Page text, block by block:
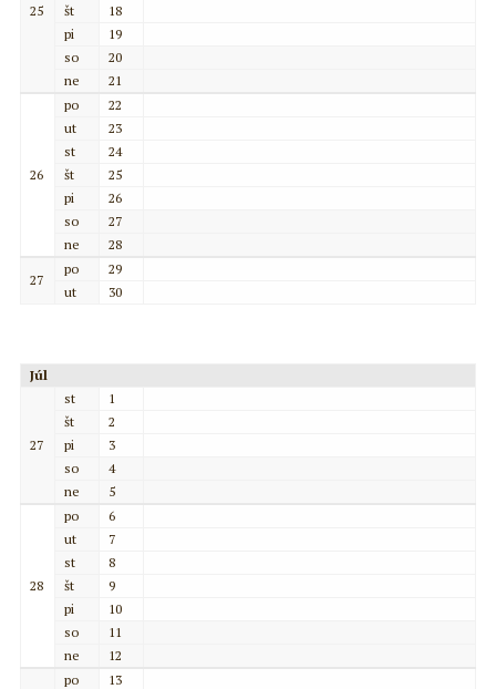
25
št
18
pi
19
so
20
ne
21
26
po
22
ut
23
st
24
št
25
pi
26
so
27
ne
28
27
po
29
ut
30
Júl
27
st
1
št
2
pi
3
so
4
ne
5
28
po
6
ut
7
st
8
št
9
pi
10
so
11
ne
12
po
13